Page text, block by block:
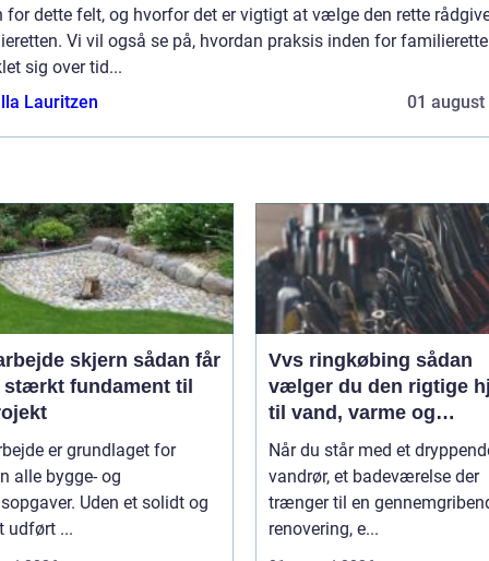
for dette felt, og hvorfor det er vigtigt at vælge den rette
Vi vil også se på, hvordan praksis inden for
sig over tid...
Lauritzen
01 august
skjern sådan får
stærkt fundament til
er grundlaget for
alle bygge- og
Uden et solidt og
udført ...
Vvs ringkøbing sådan
vælger du den rigtige
til vand, varme og
ventilation
Når du står med et
vandrør, et badeværelse der
trænger til en
renovering, e...